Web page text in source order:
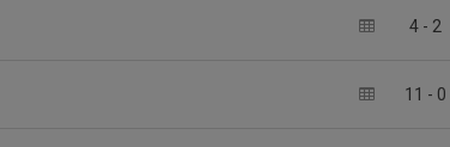
4 - 2
11 - 0